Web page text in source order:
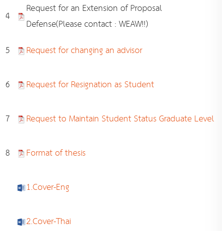
4
Request for an Extension of Proposal
Defense(Please contact : WEAW!!)
5
Request for changing an advisor
6 Request for Resignation as Student
7 Request to Maintain Student Status Graduate Level
8 Format of thesis
1.Cover-Eng
2.Cover-Thai